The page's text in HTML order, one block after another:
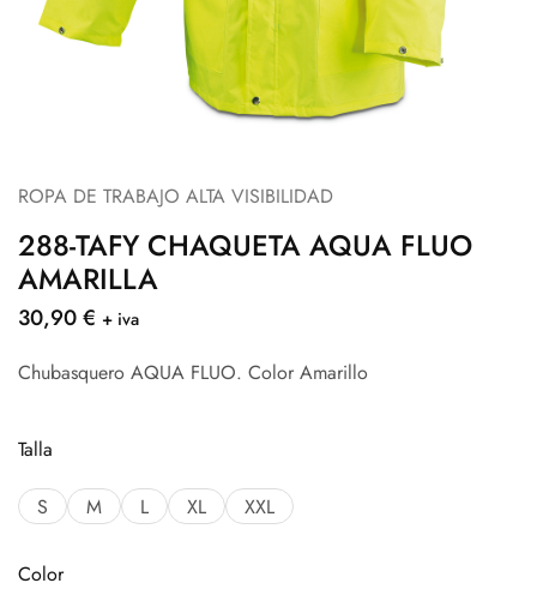
ROPA DE TRABAJO ALTA VISIBILIDAD
288-TAFY CHAQUETA AQUA FLUO
AMARILLA
30,90€ + iva
Chubasquero AQUA FLUO. Color Amarillo
Talla
S M L XL XXL
Color